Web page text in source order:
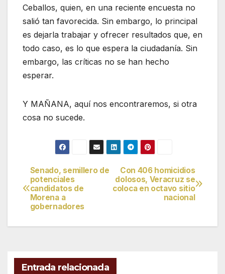
Ceballos, quien, en una reciente encuesta no
salió tan favorecida. Sin embargo, lo principal
es dejarla trabajar y ofrecer resultados que, en
todo caso, es lo que espera la ciudadanía. Sin
embargo, las críticas no se han hecho
esperar.
Y MAÑANA, aquí nos encontraremos, si otra
cosa no sucede.
Navegación
de
entradas
Con 406 homicidios
dolosos, Veracruz se
coloca en octavo sitio
nacional
Senado, semillero de
potenciales
candidatos de
Morena a
gobernadores
Entrada relacionada